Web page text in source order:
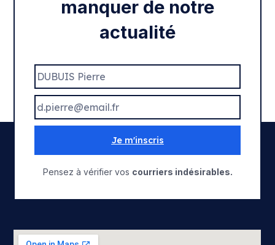
manquer de notre
actualité
Je m'inscris
Pensez à vérifier vos courriers indésirables.